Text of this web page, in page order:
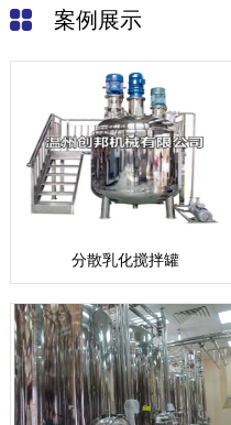
案例展示
分散乳化搅拌罐